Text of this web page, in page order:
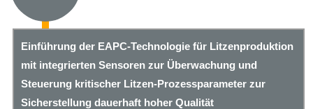
Einführung der EAPC-Technologie für Litzenproduktion
mit integrierten Sensoren zur Überwachung und
Steuerung kritischer Litzen-Prozessparameter zur
Sicherstellung dauerhaft hoher Qualität